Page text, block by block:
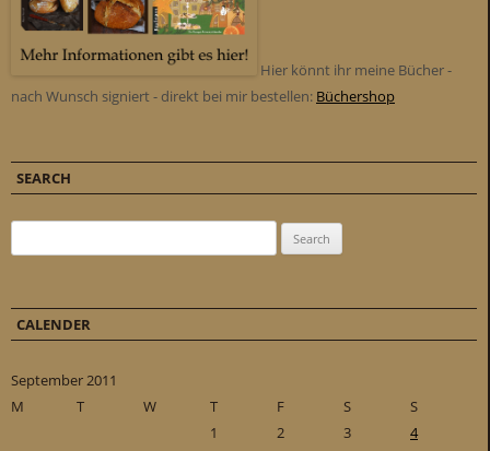
Hier könnt ihr meine Bücher -
nach Wunsch signiert - direkt bei mir bestellen: Büchershop
SEARCH
CALENDER
September 2011
M
T W T F S
S
1
2 3
4